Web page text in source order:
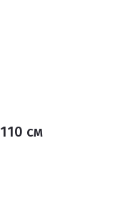
110 см